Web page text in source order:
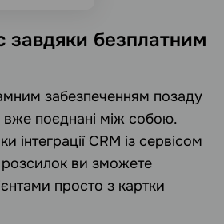
завдяки безплатним
забезпеченням позаду
вже поєднані між собою.
інтеграції CRM із сервісом
розсилок ви зможете
просто з картки